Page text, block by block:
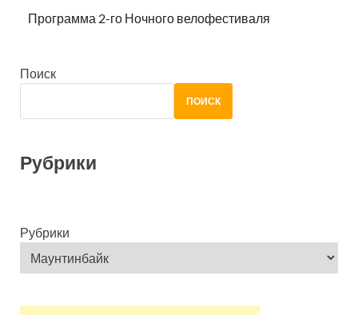
Программа 2-го Ночного велофестиваля
Поиск
ПОИСК
Рубрики
Рубрики